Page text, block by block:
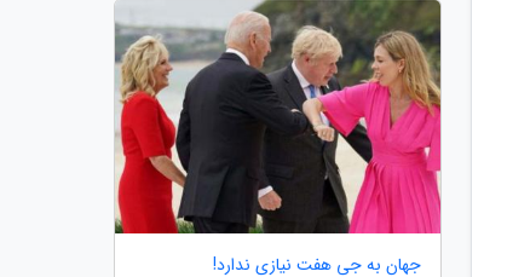
جهان به جی هفت نیازی ندارد!